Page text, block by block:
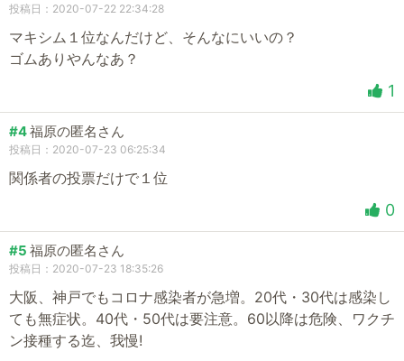
投稿日：2020-07-22 22:34:28
マキシム１位なんだけど、そんなにいいの？
ゴムありやんなあ？
1
#4福原の匿名さん
投稿日：2020-07-23 06:25:34
関係者の投票だけで１位
0
#5 福原の匿名さん
投稿日：2020-07-23 18:35:26
大阪、神戸でもコロナ感染者が急増。20代・30代は感染し
ても無症状。40代・50代は要注意。60以降は危険、ワクチ
ン接種する迄、我慢!